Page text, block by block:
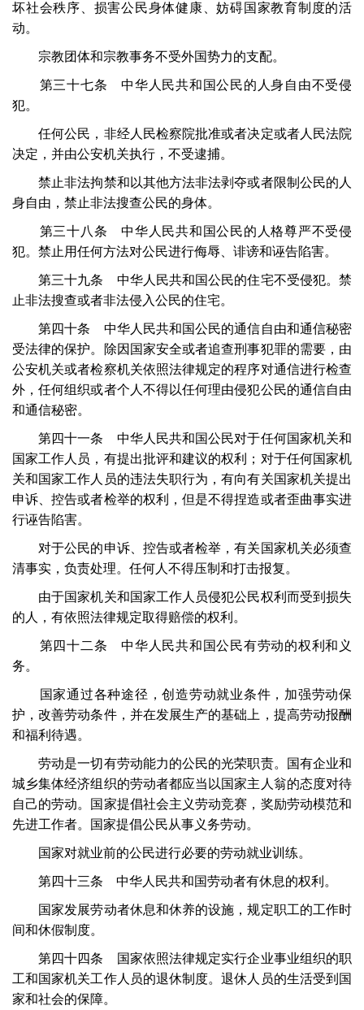
坏社会秩序、损害公民身体健康、妨碍国家教育制度的活
动。
宗教团体和宗教事务不受外国势力的支配。
第三十七条 中华人民共和国公民的人身自由不受侵
犯。
任何公民，非经人民检察院批准或者决定或者人民法院
决定，并由公安机关执行，不受逮捕。
禁止非法拘禁和以其他方法非法剥夺或者限制公民的人
身自由，禁止非法搜查公民的身体。
第三十八条 中华人民共和国公民的人格尊严不受侵
犯。禁止用任何方法对公民进行侮辱、诽谤和诬告陷害。
第三十九条 中华人民共和国公民的住宅不受侵犯。禁
止非法搜查或者非法侵入公民的住宅。
第四十条 中华人民共和国公民的通信自由和通信秘密
受法律的保护。除因国家安全或者追查刑事犯罪的需要，由
公安机关或者检察机关依照法律规定的程序对通信进行检查
外，任何组织或者个人不得以任何理由侵犯公民的通信自由
和通信秘密。
第四十一条 中华人民共和国公民对于任何国家机关和
国家工作人员，有提出批评和建议的权利；对于任何国家机
关和国家工作人员的违法失职行为，有向有关国家机关提出
申诉、控告或者检举的权利，但是不得捏造或者歪曲事实进
行诬告陷害。
对于公民的申诉、控告或者检举，有关国家机关必须查
清事实，负责处理。任何人不得压制和打击报复。
由于国家机关和国家工作人员侵犯公民权利而受到损失
的人，有依照法律规定取得赔偿的权利。
第四十二条 中华人民共和国公民有劳动的权利和义
务。
国家通过各种途径，创造劳动就业条件，加强劳动保
护，改善劳动条件，并在发展生产的基础上，提高劳动报酬
和福利待遇。
劳动是一切有劳动能力的公民的光荣职责。国有企业和
城乡集体经济组织的劳动者都应当以国家主人翁的态度对待
自己的劳动。国家提倡社会主义劳动竞赛，奖励劳动模范和
先进工作者。国家提倡公民从事义务劳动。
国家对就业前的公民进行必要的劳动就业训练。
第四十三条 中华人民共和国劳动者有休息的权利。
国家发展劳动者休息和休养的设施，规定职工的工作时
间和休假制度。
第四十四条 国家依照法律规定实行企业事业组织的职
工和国家机关工作人员的退休制度。退休人员的生活受到国
家和社会的保障。